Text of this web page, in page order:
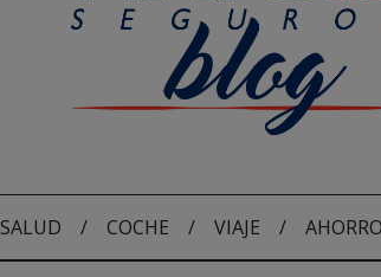
SALUD / COCHE / VIAJE / AHORRO